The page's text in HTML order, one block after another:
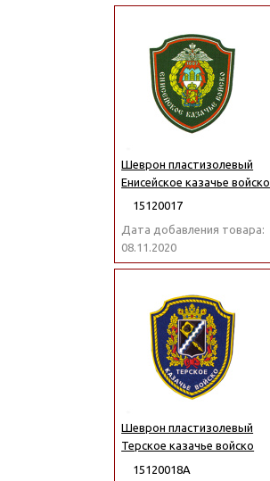
Шеврон пластизолевый
Енисейское казачье войско
15120017
Дата добавления товара:
08.11.2020
Шеврон пластизолевый
Терское казачье войско
15120018А